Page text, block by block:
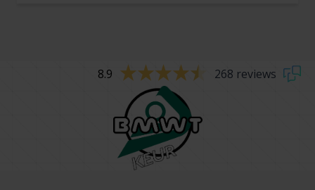
8.9 268 reviews